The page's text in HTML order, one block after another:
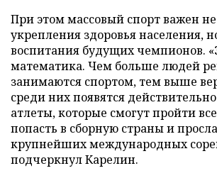
При этом массовый спорт важен
укрепления здоровья населения,
воспитания будущих чемпионов.
математика. Чем больше людей
занимаются спортом, тем выше
среди них появятся
атлеты, которые смогут пройти
попасть в сборную страны и
крупнейших международных
подчеркнул Карелин.